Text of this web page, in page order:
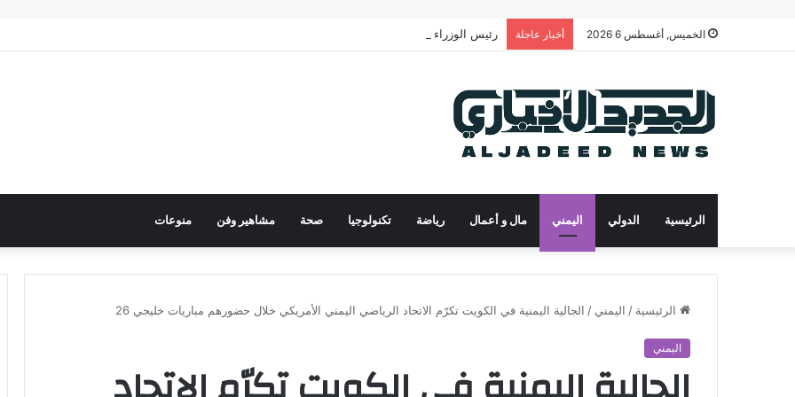
الخميس, أغسطس 6 2026 أخبار عاجلة رئيس الوزراء يدعو لتحرك عربي فاعل لحماية الممرات البحرية وتعزيز الأمن القومي العربي
الرئيسية الدولي اليمني مال و أعمال رياضة تكنولوجيا صحة مشاهير وفن منوعات
الرئيسية / اليمني / الجالية اليمنية في الكويت تكرّم الاتحاد الرياضي اليمني الأمريكي خلال حضورهم مباريات خليجي 26
اليمني